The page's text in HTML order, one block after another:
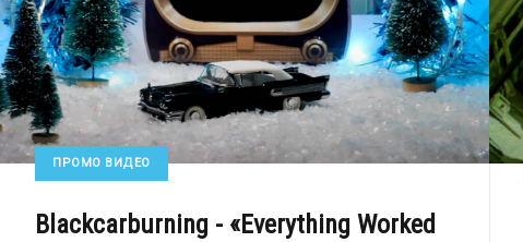
ПРОМО ВИДЕО
Blackcarburning - «Everything Worked